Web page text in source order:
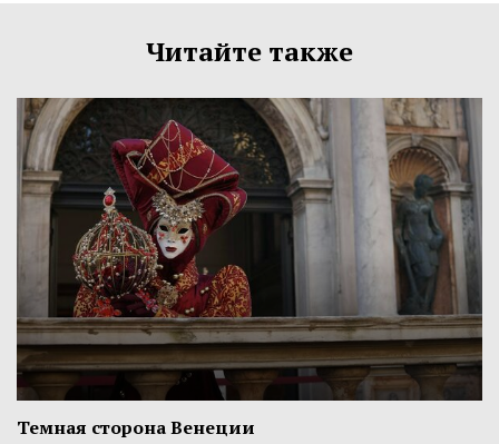
Читайте также
Темная сторона Венеции